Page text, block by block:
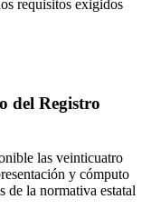
requisitos exigidos
del Registro
las veinticuatro
y cómputo
de la normativa estatal